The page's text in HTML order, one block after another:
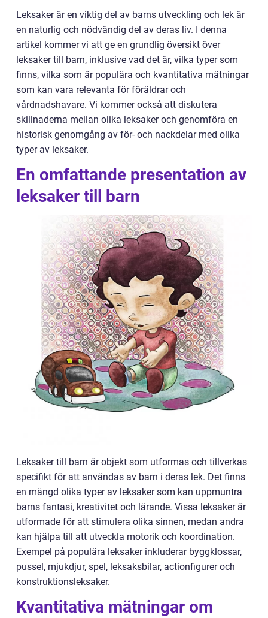
Leksaker är en viktig del av barns utveckling och lek är
en naturlig och nödvändig del av deras liv. I denna
artikel kommer vi att ge en grundlig översikt över
leksaker till barn, inklusive vad det är, vilka typer som
finns, vilka som är populära och kvantitativa mätningar
som kan vara relevanta för föräldrar och
vårdnadshavare. Vi kommer också att diskutera
skillnaderna mellan olika leksaker och genomföra en
historisk genomgång av för- och nackdelar med olika
typer av leksaker.
En omfattande presentation av
leksaker till barn
Leksaker till barn är objekt som utformas och tillverkas
specifikt för att användas av barn i deras lek. Det finns
en mängd olika typer av leksaker som kan uppmuntra
barns fantasi, kreativitet och lärande. Vissa leksaker är
utformade för att stimulera olika sinnen, medan andra
kan hjälpa till att utveckla motorik och koordination.
Exempel på populära leksaker inkluderar byggklossar,
pussel, mjukdjur, spel, leksaksbilar, actionfigurer och
konstruktionsleksaker.
Kvantitativa mätningar om